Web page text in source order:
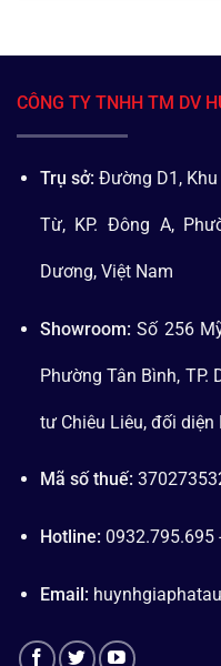
CÔNG TY TNHH TM DV
Trụ sở: Đường D1,
Từ, KP. Đông A,
Dương, Việt Nam
Showroom: Số 256
Phường Tân Bình, TP.
tư Chiêu Liêu, đối diện
Mã số thuế:
Hotline: 0932.795.695
Email: